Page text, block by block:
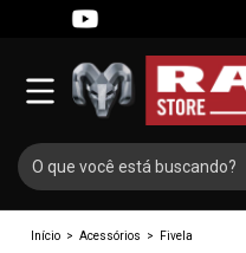
Início > Acessórios > Fivela